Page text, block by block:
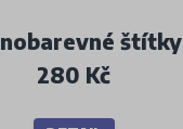
štítky
280 Kč